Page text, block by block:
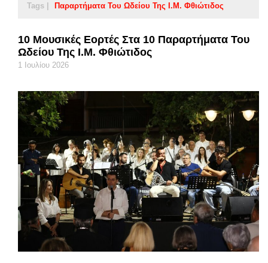
Tags | Παραρτήματα Του Ωδείου Της Ι.Μ. Φθιώτιδος
10 Μουσικές Εορτές Στα 10 Παραρτήματα Του
Ωδείου Της Ι.Μ. Φθιώτιδος
1 Ιουλίου 2026